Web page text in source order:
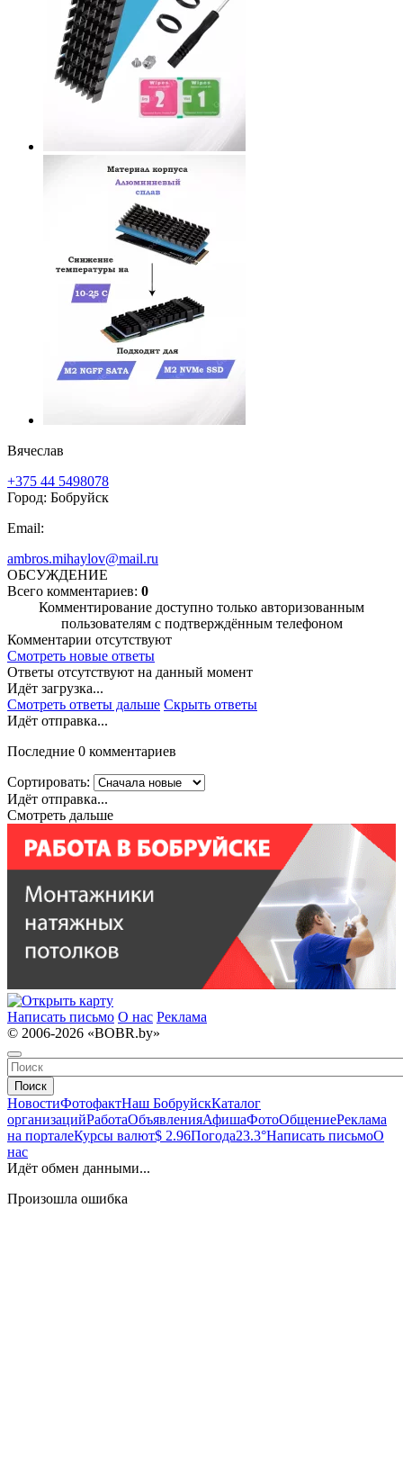
Вячеслав
+375 44 5498078
Город: Бобруйск
Email:
ambros.mihaylov@mail.ru
ОБСУЖДЕНИЕ
Всего комментариев: 0
Комментирование доступно только авторизованным
пользователям с подтверждённым телефоном
Комментарии отсутствуют
Смотреть новые ответы
Ответы отсутствуют на данный момент
Идёт загрузка...
Смотреть ответы дальше Скрыть ответы
Идёт отправка...
Последние 0 комментариев
Сортировать:
Идёт отправка...
Смотреть дальше
Написать письмо О нас Реклама
© 2006-2026 «BOBR.by»
Поиск
НовостиФотофактНаш БобруйскКаталог
организацийРаботаОбъявленияАфишаФотоОбщениеРеклама
на порталеКурсы валют$ 2.96Погода23.3°Написать письмоО
нас
Идёт обмен данными...
Произошла ошибка